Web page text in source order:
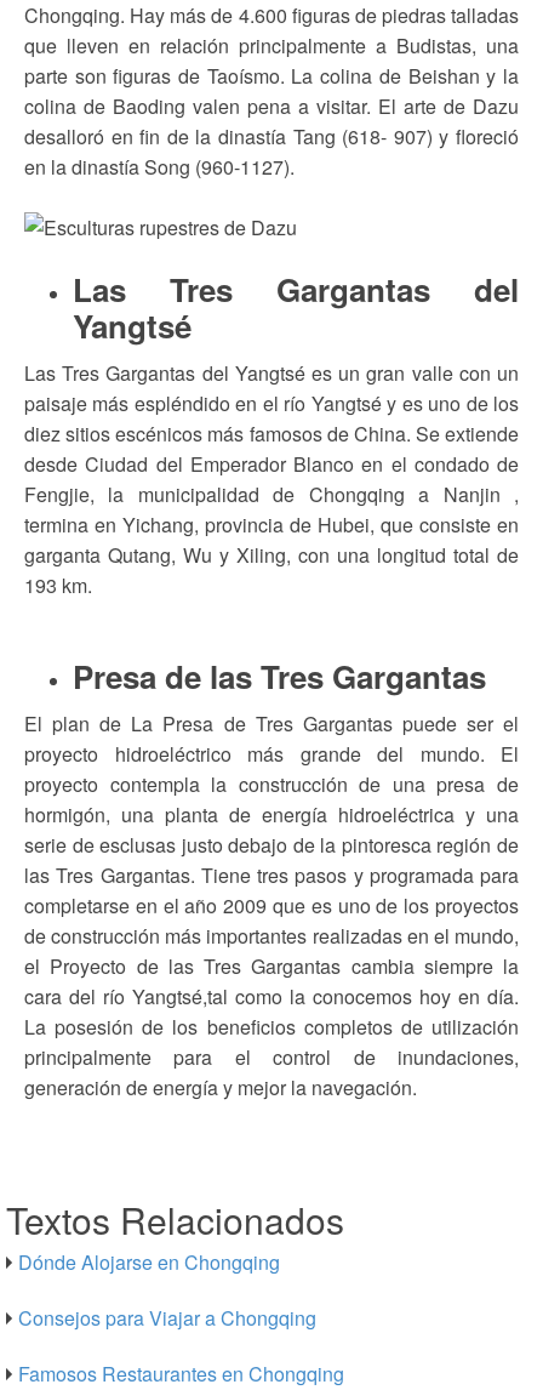
Chongqing. Hay más de 4.600 figuras de piedras talladas
que lleven en relación principalmente a Budistas, una
parte son figuras de Taoísmo. La colina de Beishan y la
colina de Baoding valen pena a visitar. El arte de Dazu
desalloró en fin de la dinastía Tang (618- 907) y floreció
en la dinastía Song (960-1127).
Las Tres Gargantas del
Yangtsé
Las Tres Gargantas del Yangtsé es un gran valle con un
paisaje más espléndido en el río Yangtsé y es uno de los
diez sitios escénicos más famosos de China. Se extiende
desde Ciudad del Emperador Blanco en el condado de
Fengjie, la municipalidad de Chongqing a Nanjin ,
termina en Yichang, provincia de Hubei, que consiste en
garganta Qutang, Wu y Xiling, con una longitud total de
193 km.
Presa de las Tres Gargantas
El plan de La Presa de Tres Gargantas puede ser el
proyecto hidroeléctrico más grande del mundo. El
proyecto contempla la construcción de una presa de
hormigón, una planta de energía hidroeléctrica y una
serie de esclusas justo debajo de la pintoresca región de
las Tres Gargantas. Tiene tres pasos y programada para
completarse en el año 2009 que es uno de los proyectos
de construcción más importantes realizadas en el mundo,
el Proyecto de las Tres Gargantas cambia siempre la
cara del río Yangtsé,tal como la conocemos hoy en día.
La posesión de los beneficios completos de utilización
principalmente para el control de inundaciones,
generación de energía y mejor la navegación.
Textos Relacionados
Dónde Alojarse en Chongqing
Consejos para Viajar a Chongqing
Famosos Restaurantes en Chongqing